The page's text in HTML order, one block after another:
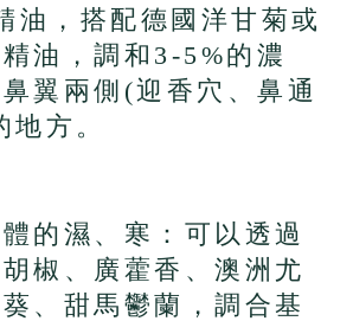
油，搭配德國洋甘菊或
油，調和3-5%的濃
翼兩側(迎香穴、鼻通
方。
的濕、寒：可以透過
椒、廣藿香、澳洲尤
、甜馬鬱蘭，調合基